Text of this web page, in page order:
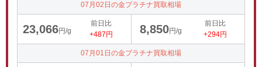
07月02日の金プラチナ買取相場
23,066円/g
前日比
+487円
8,850円/g
前日比
+294円
07月01日の金プラチナ買取相場